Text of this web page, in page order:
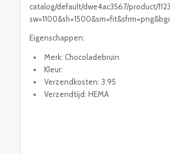
catalog/default/dwe4ac3567/product/
Eigenschappen:
Merk: Chocoladebruin
Kleur:
Verzendkosten: 3.95
Verzendtijd: HEMA